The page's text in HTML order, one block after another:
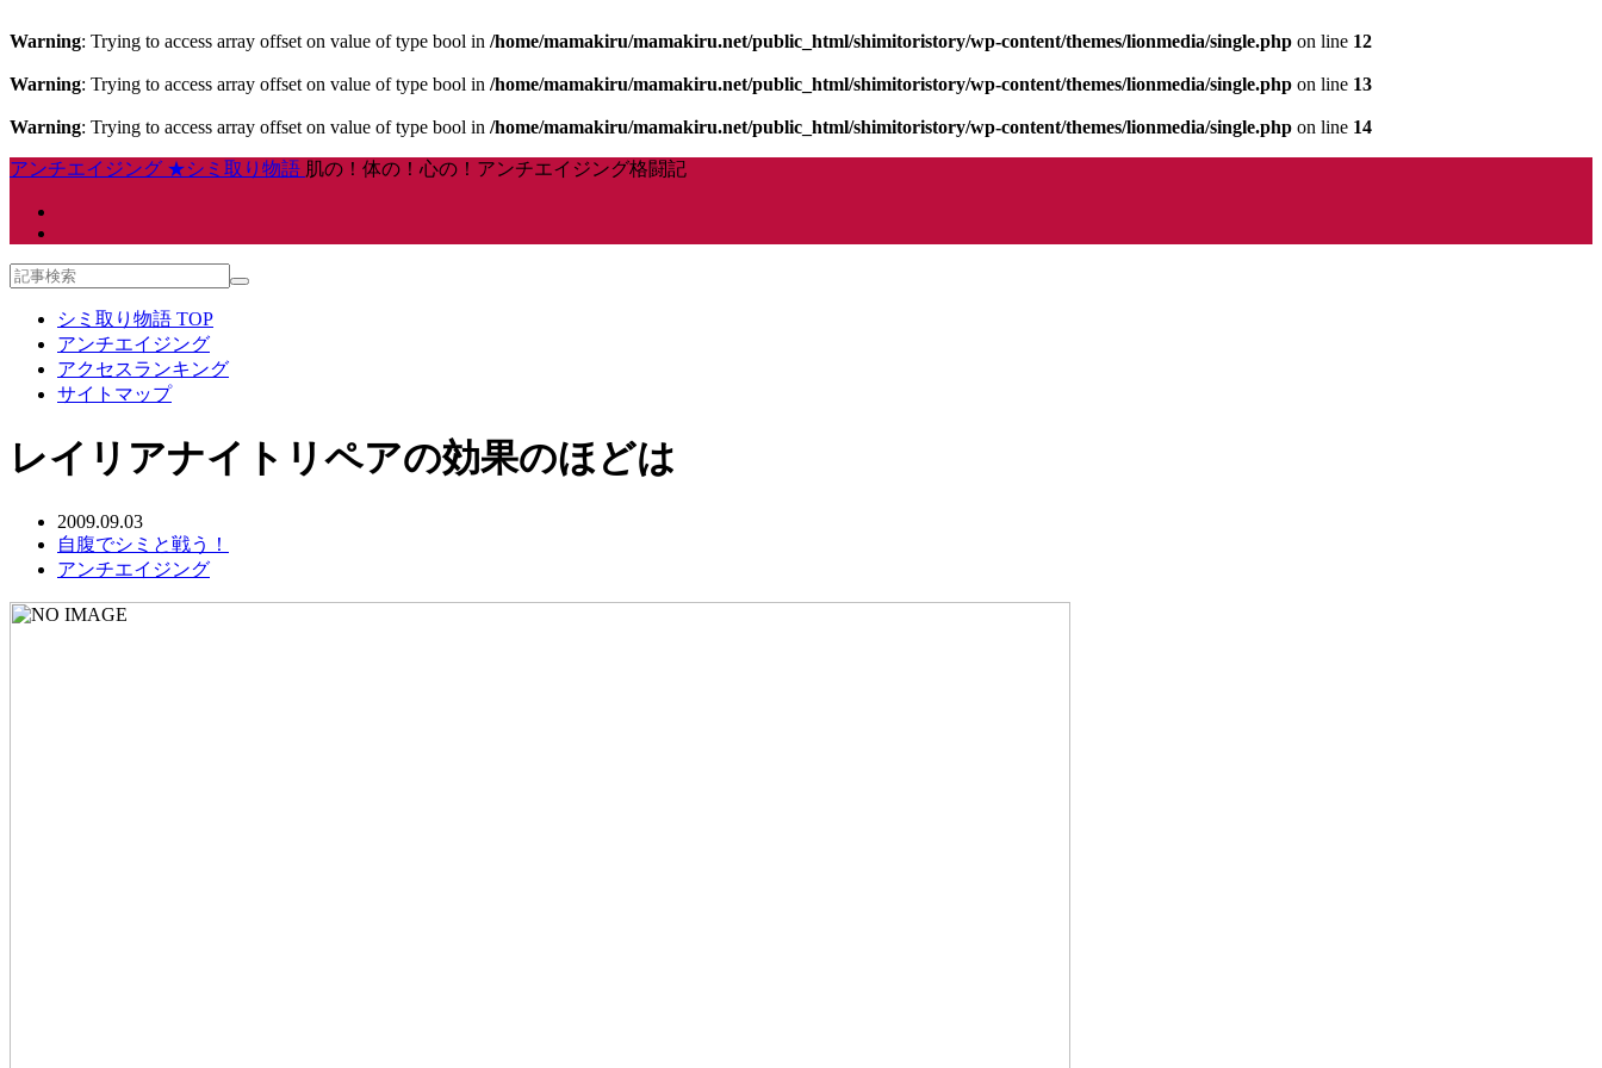
Warning: Trying to access array offset on value of type bool in /home/mamakiru/mamakiru.net/public_html/shimitoristory/wp-content/themes/lionmedia/single.php on line 12
Warning: Trying to access array offset on value of type bool in /home/mamakiru/mamakiru.net/public_html/shimitoristory/wp-content/themes/lionmedia/single.php on line 13
Warning: Trying to access array offset on value of type bool in /home/mamakiru/mamakiru.net/public_html/shimitoristory/wp-content/themes/lionmedia/single.php on line 14
アンチエイジング ★シミ取り物語 肌の！体の！心の！アンチエイジング格闘記
シミ取り物語 TOP
アンチエイジング
アクセスランキング
サイトマップ
レイリアナイトリペアの効果のほどは
2009.09.03
自腹でシミと戦う！
アンチエイジング